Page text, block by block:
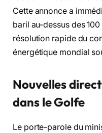
Cette annonce a
baril au-dessus des
résolution rapide du
énergétique mondial
Nouvelles
dans le Golfe
Le porte-parole du